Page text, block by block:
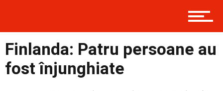
Prima
Finlanda: Patru persoane au
fost înjunghiate